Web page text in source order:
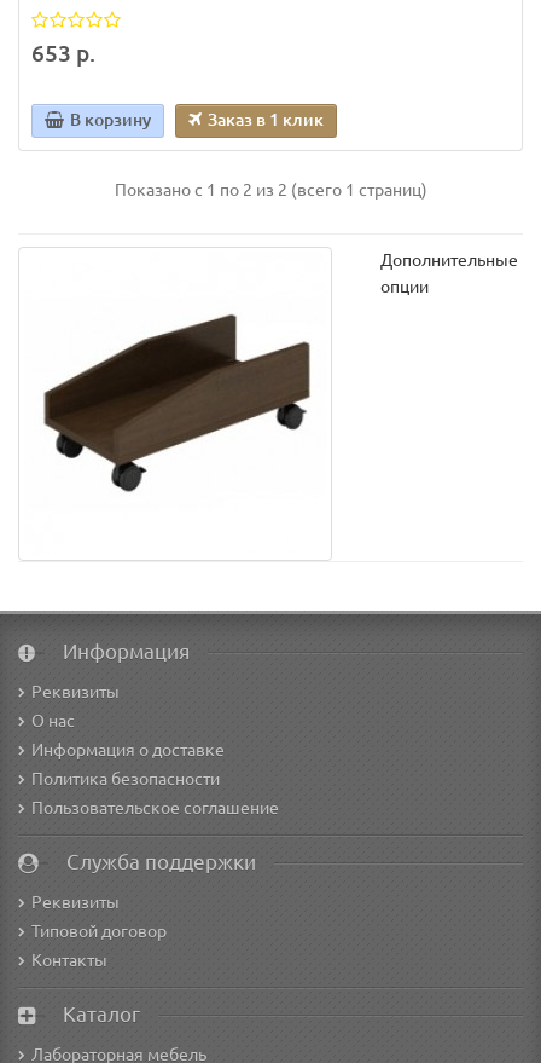
653 р.
В корзину Заказ в 1 клик
Показано с 1 по 2 из 2 (всего 1 страниц)
Дополнительные
опции
Информация
Реквизиты
О нас
Информация о доставке
Политика безопасности
Пользовательское соглашение
Служба поддержки
Реквизиты
Типовой договор
Контакты
Каталог
Лабораторная мебель